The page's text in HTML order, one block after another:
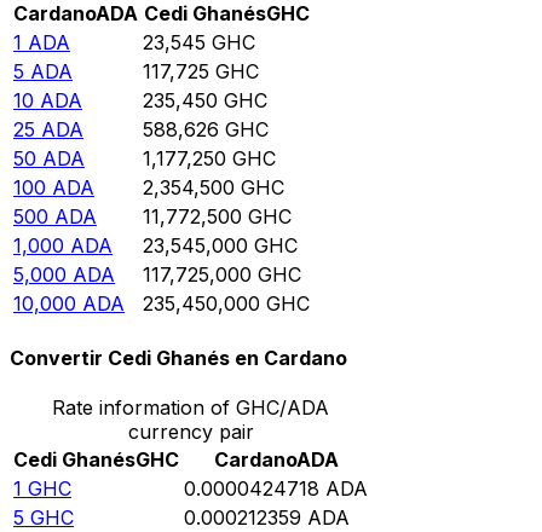
CardanoADA Cedi GhanésGHC
1 ADA 23,545 GHC
5 ADA 117,725 GHC
10 ADA 235,450 GHC
25 ADA 588,626 GHC
50 ADA 1,177,250 GHC
100 ADA 2,354,500 GHC
500 ADA 11,772,500 GHC
1,000 ADA 23,545,000 GHC
5,000 ADA 117,725,000 GHC
10,000 ADA 235,450,000 GHC
Convertir Cedi Ghanés en Cardano
Rate information of GHC/ADA
currency pair
Cedi GhanésGHC CardanoADA
1 GHC 0.0000424718 ADA
5 GHC 0.000212359 ADA